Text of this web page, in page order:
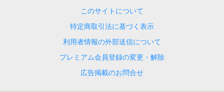
このサイトについて
特定商取引法に基づく表示
利用者情報の外部送信について
プレミアム会員登録の変更・解除
広告掲載のお問合せ